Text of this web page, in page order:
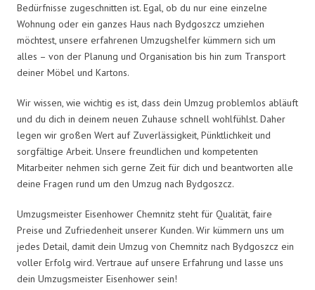
Bedürfnisse zugeschnitten ist. Egal, ob du nur eine einzelne
Wohnung oder ein ganzes Haus nach Bydgoszcz umziehen
möchtest, unsere erfahrenen Umzugshelfer kümmern sich um
alles – von der Planung und Organisation bis hin zum Transport
deiner Möbel und Kartons.
Wir wissen, wie wichtig es ist, dass dein Umzug problemlos abläuft
und du dich in deinem neuen Zuhause schnell wohlfühlst. Daher
legen wir großen Wert auf Zuverlässigkeit, Pünktlichkeit und
sorgfältige Arbeit. Unsere freundlichen und kompetenten
Mitarbeiter nehmen sich gerne Zeit für dich und beantworten alle
deine Fragen rund um den Umzug nach Bydgoszcz.
Umzugsmeister Eisenhower Chemnitz steht für Qualität, faire
Preise und Zufriedenheit unserer Kunden. Wir kümmern uns um
jedes Detail, damit dein Umzug von Chemnitz nach Bydgoszcz ein
voller Erfolg wird. Vertraue auf unsere Erfahrung und lasse uns
dein Umzugsmeister Eisenhower sein!